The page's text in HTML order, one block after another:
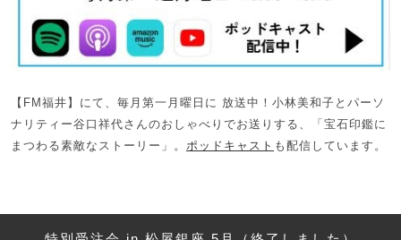
【FM福井】にて、毎月第一月曜日に 放送中！小林美和子とパーソ
ナリティー谷口祥代さんのおしゃべりでお送りする、「宝石印鑑に
まつわる素敵なストーリー」。 ポッドキャスト も配信しています。